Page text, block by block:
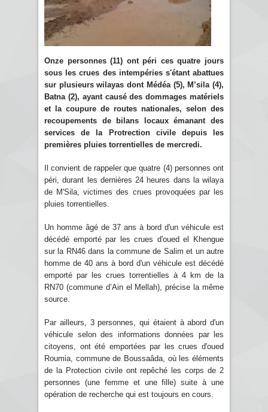
Onze personnes (11) ont péri ces quatre jours
sous les crues des intempéries s'étant abattues
sur plusieurs wilayas dont Médéa (5), M’sila (4),
Batna (2), ayant causé des dommages matériels
et la coupure de routes nationales, selon des
recoupements de bilans locaux émanant des
services de la Protrection civile depuis les
premières pluies torrentielles de mercredi.
Il convient de rappeler que quatre (4) personnes ont
péri, durant les dernières 24 heures dans la wilaya
de M'Sila, victimes des crues provoquées par les
pluies torrentielles.
Un homme âgé de 37 ans à bord d'un véhicule est
décédé emporté par les crues d'oued el Khengue
sur la RN46 dans la commune de Salim et un autre
homme de 40 ans à bord d'un véhicule est décédé
emporté par les crues torrentielles à 4 km de la
RN70 (commune d’Ain el Mellah), précise la même
source.
Par ailleurs, 3 personnes, qui étaient à abord d'un
véhicule selon des informations données par les
citoyens, ont été emportées par les crues d'oued
Roumia, commune de Boussaâda, où les éléments
de la Protection civile ont repêché les corps de 2
personnes (une femme et une fille) suite à une
opération de recherche qui est toujours en cours.